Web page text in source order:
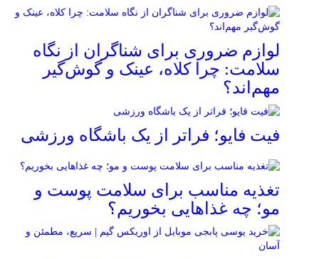
لوازم ضروری برای شناگران از نگاه
سلامت: چرا کلاه، عینک و گوش‌گیر
مهم‌اند؟
فیت ‌فایو؛ فراتر از یک باشگاه ورزشی
تغذیه مناسب برای سلامت پوست و
مو؛ چه غذاهایی بخوریم؟